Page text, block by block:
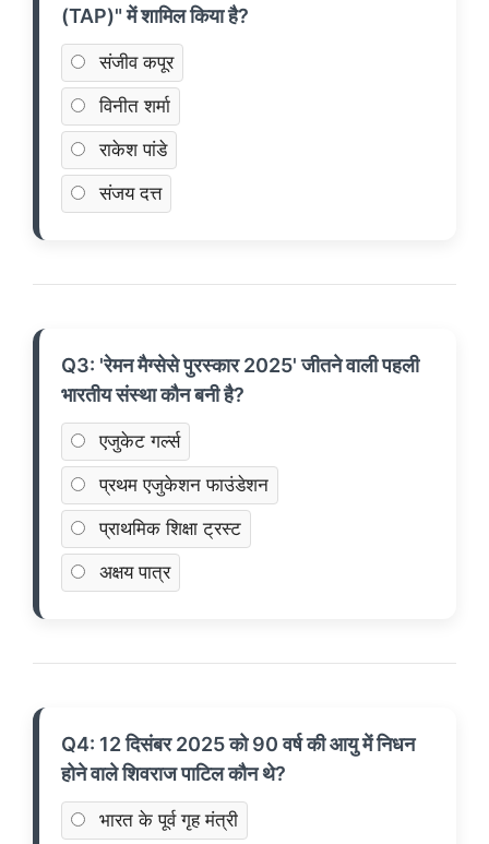
(TAP)" में शामिल किया है?
संजीव कपूर
विनीत शर्मा
राकेश पांडे
संजय दत्त
Q3: 'रेमन मैग्सेसे पुरस्कार 2025' जीतने वाली पहली
भारतीय संस्था कौन बनी है?
एजुकेट गर्ल्स
प्रथम एजुकेशन फाउंडेशन
प्राथमिक शिक्षा ट्रस्ट
अक्षय पात्र
Q4: 12 दिसंबर 2025 को 90 वर्ष की आयु में निधन
होने वाले शिवराज पाटिल कौन थे?
भारत के पूर्व गृह मंत्री